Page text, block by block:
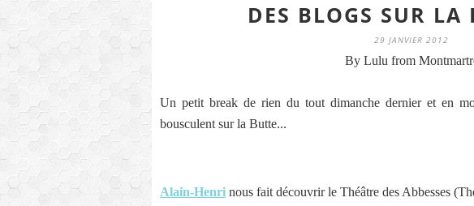
DES BLOGS SUR LA
29 JANVIER 2012
By Lulu from
Un petit break de rien du tout dimanche dernier et en
bousculent sur la Butte...
Alain-Henri nous fait découvrir le Théâtre des Abbesses